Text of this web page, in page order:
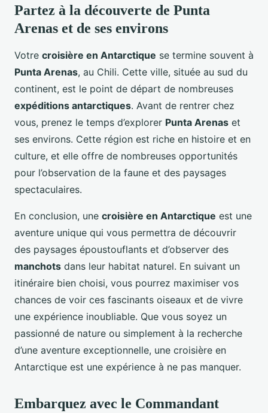
Partez à la découverte de Punta
Arenas et de ses environs
Votre croisière en Antarctique se termine souvent à
Punta Arenas, au Chili. Cette ville, située au sud du
continent, est le point de départ de nombreuses
expéditions antarctiques. Avant de rentrer chez
vous, prenez le temps d’explorer Punta Arenas et
ses environs. Cette région est riche en histoire et en
culture, et elle offre de nombreuses opportunités
pour l’observation de la faune et des paysages
spectaculaires.
En conclusion, une croisière en Antarctique est une
aventure unique qui vous permettra de découvrir
des paysages époustouflants et d’observer des
manchots dans leur habitat naturel. En suivant un
itinéraire bien choisi, vous pourrez maximiser vos
chances de voir ces fascinants oiseaux et de vivre
une expérience inoubliable. Que vous soyez un
passionné de nature ou simplement à la recherche
d’une aventure exceptionnelle, une croisière en
Antarctique est une expérience à ne pas manquer.
Embarquez avec le Commandant